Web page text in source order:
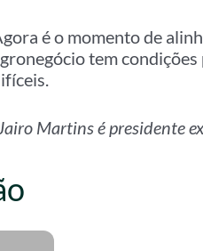
é o momento de
tem
Martins é presidente